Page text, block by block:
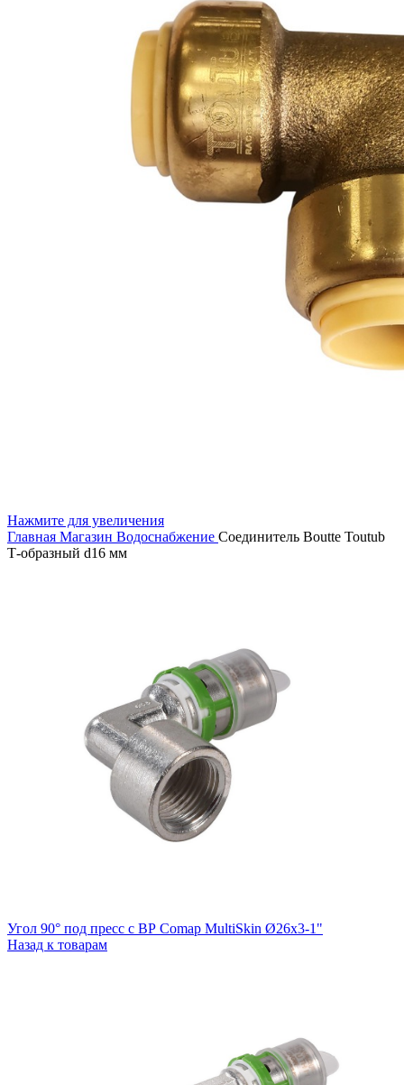
Нажмите для увеличения
Главная Магазин Водоснабжение Соединитель Boutte Toutub
Т-образный d16 мм
Угол 90° под пресс c ВР Comap MultiSkin Ø26x3-1"
Назад к товарам